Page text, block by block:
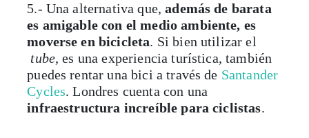
5.- Una alternativa que,además de barata
es amigable con el medio ambiente, es
moverse en bicicleta. Si bien utilizar el
tube, es una experiencia turística, también
puedes rentar una bici a través de Santander
Cycles. Londres cuenta con una
infraestructura increíble para ciclistas.